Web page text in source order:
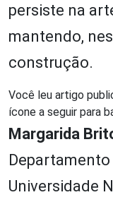
persiste na
mantendo,
construção.
Você leu artigo
ícone a seguir para
Margarida
Universidade